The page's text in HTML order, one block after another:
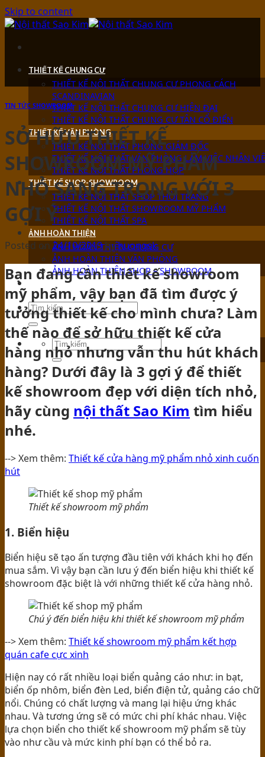
Skip to content
THIẾT KẾ CHUNG CƯ
THIẾT KẾ NỘI THẤT CHUNG CƯ PHONG CÁCH
SCANDINAVIAN
THIẾT KẾ NỘI THẤT CHUNG CƯ HIỆN ĐẠI
THIẾT KẾ NỘI THẤT CHUNG CƯ TÂN CỔ ĐIỂN
THIẾT KẾ VĂN PHÒNG
THIẾT KẾ NỘI THẤT PHÒNG GIÁM ĐỐC
THIẾT KẾ NỘI THẤT VĂN PHÒNG LÀM VIỆC NHÂN
THIẾT KẾ NỘI THẤT PHÒNG HỌP
THIẾT KẾ SHOP-SHOWROOM
THIẾT KẾ NỘI THẤT SHOP THỜI TRANG
THIẾT KẾ NỘI THẤT SHOWROOM MỸ PHẨM
THIẾT KẾ NỘI THẤT SPA
ẢNH HOÀN THIỆN
ẢNH HOÀN THIỆN CHUNG CƯ
ẢNH HOÀN THIỆN VĂN PHÒNG
ẢNH HOÀN THIỆN SHOP – SHOWROOM
TIN TỨC SHOWROOM
SỞ HỮU THIẾT KẾ
SHOWROOM MỸ PHẨM
NHỎ SANG TRỌNG VỚI 3
GỢI Ý
Posted on 24/10/2019byhuongsk
Bạn đang cần thiết kế showroom
mỹ phẩm, vậy bạn đã tìm được ý
tưởng thiết kế cho mình chưa? Làm
thế nào để sở hữu thiết kế cửa
hàng nhỏ nhưng vẫn thu hút khách
hàng? Dưới đây là 3 gợi ý để thiết
kế showroom đẹp với diện tích nhỏ,
hãy cùng nội thất Sao Kim tìm hiểu
nhé.
--> Xem thêm: Thiết kế cửa hàng mỹ phẩm nhỏ xinh cuốn
hút
Thiết kế showroom mỹ phẩm
1. Biển hiệu
Biển hiệu sẽ tạo ấn tượng đầu tiên với khách khi họ đến
mua sắm. Vì vậy bạn cần lưu ý đến biển hiệu khi thiết kế
showroom đặc biệt là với những thiết kế cửa hàng nhỏ.
Chú ý đến biển hiệu khi thiết kế showroom mỹ phẩm
--> Xem thêm: Thiết kế showroom mỹ phẩm kết hợp
quán cafe cực xinh
Hiện nay có rất nhiều loại biển quảng cáo như: in bạt,
biển ốp nhôm, biển đèn Led, biển điện tử, quảng cáo chữ
nổi. Chúng có chất lượng và mang lại hiệu ứng khác
nhau. Và tương ứng sẽ có mức chi phí khác nhau. Việc
lựa chọn biển cho thiết kế showroom mỹ phẩm sẽ tùy
vào như cầu và mức kinh phí bạn có thể bỏ ra.